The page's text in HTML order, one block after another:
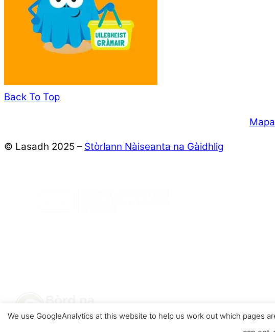
Back To Top
We use GoogleAnalytics at this website to help us work out which pages
© Lasadh 2025 – Stòrlann Nàiseanta na Gàidhlig